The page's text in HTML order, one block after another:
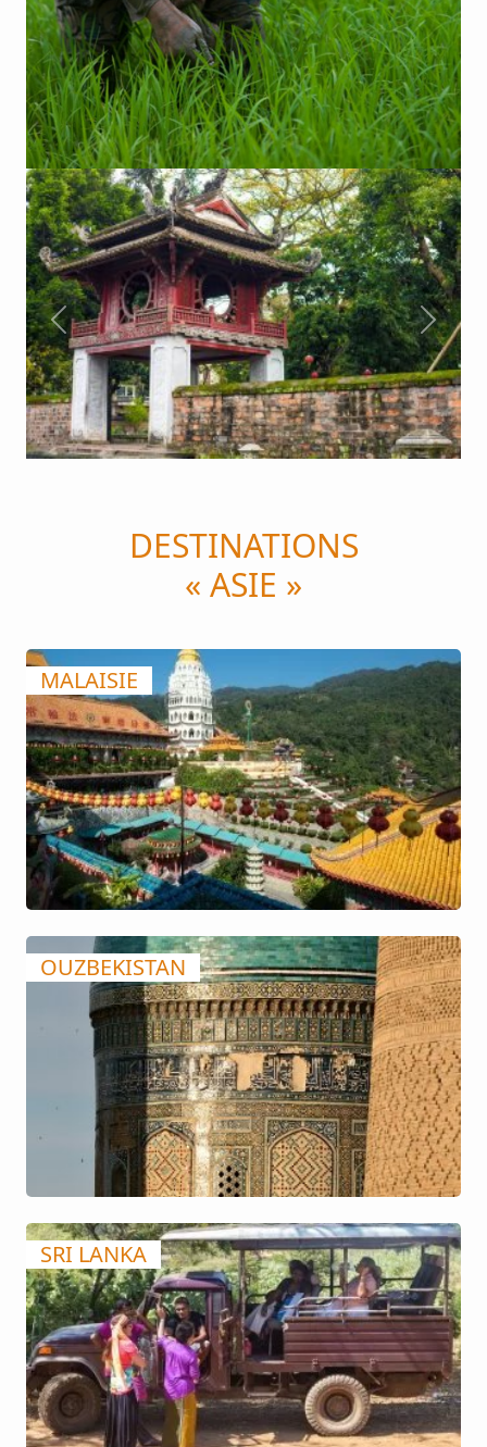
Previous Next
DESTINATIONS
« ASIE »
MALAISIE
OUZBEKISTAN
SRI LANKA